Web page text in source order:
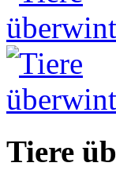
Tiere